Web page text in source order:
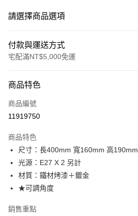
請選擇商品選項
付款與運送方式
宅配滿NT$5,000免運
信用卡一次付款
LINE Pay
街口支付
悠遊付
Google Pay
全盈+PAY
商品特色
商品編號
11919750
商品特色
尺寸：長400mm 寬160mm 高190mm
光源：E27 X 2 另計
材質：鐵材烤漆＋鍍金
★可調角度
銷售重點